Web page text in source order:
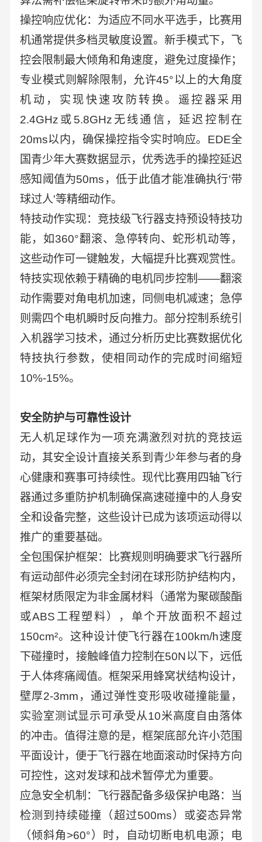
操控响应优化：为适应不同水平选手，比赛用
机通常提供多档灵敏度设置。新手模式下，飞
控会限制最大倾角和角速度，避免过度操作；
专业模式则解除限制，允许45°以上的大角度
机动，实现快速攻防转换。遥控器采用
2.4GHz或5.8GHz无线通信，延迟控制在
20ms以内，确保操控指令实时响应。EDE全
国青少年大赛数据显示，优秀选手的操控延迟
感知阈值为50ms，低于此值才能准确执行'带
球过人'等精细动作。
特技动作实现：竞技级飞行器支持预设特技功
能，如360°翻滚、急停转向、蛇形机动等，
这些动作可一键触发，大幅提升比赛观赏性。
特技实现依赖于精确的电机同步控制——翻滚
动作需要对角电机加速，同侧电机减速；急停
则需四个电机瞬时反向推力。部分控制系统引
入机器学习技术，通过分析历史比赛数据优化
特技执行参数，使相同动作的完成时间缩短
10%-15%。
安全防护与可靠性设计
无人机足球作为一项充满激烈对抗的竞技运
动，其安全设计直接关系到青少年参与者的身
心健康和赛事可持续性。现代比赛用四轴飞行
器通过多重防护机制确保高速碰撞中的人身安
全和设备完整，这些设计已成为该项运动得以
推广的重要基础。
全包围保护框架：比赛规则明确要求飞行器所
有运动部件必须完全封闭在球形防护结构内，
框架材质限定为非金属材料（通常为聚碳酸酯
或ABS工程塑料），单个开放面积不超过
150cm²。这种设计使飞行器在100km/h速度
下碰撞时，接触峰值力控制在50N以下，远低
于人体疼痛阈值。框架采用蜂窝状结构设计，
壁厚2-3mm，通过弹性变形吸收碰撞能量，
实验室测试显示可承受从10米高度自由落体
的冲击。值得注意的是，框架底部允许小范围
平面设计，便于飞行器在地面滚动时保持方向
可控性，这对发球和战术暂停尤为重要。
应急安全机制：飞行器配备多级保护电路：当
检测到持续碰撞（超过500ms）或姿态异常
（倾斜角>60°）时，自动切断电机电源；电